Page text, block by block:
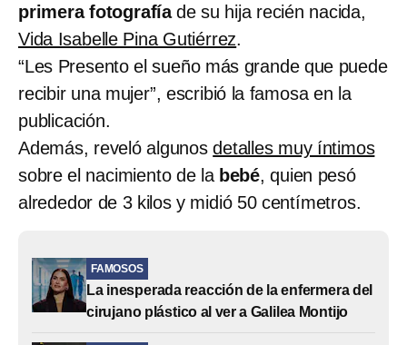
primera fotografíade su hija recién nacida,
Vida Isabelle Pina Gutiérrez.
“Les Presento el sueño más grande que puede
recibir una mujer”, escribió la famosa en la
publicación.
Además, reveló algunosdetalles muy íntimos
sobre el nacimiento de la bebé, quien pesó
alrededor de 3 kilos y midió 50 centímetros.
FAMOSOS
La inesperada reacción de la enfermera del
cirujano plástico al ver a Galilea Montijo